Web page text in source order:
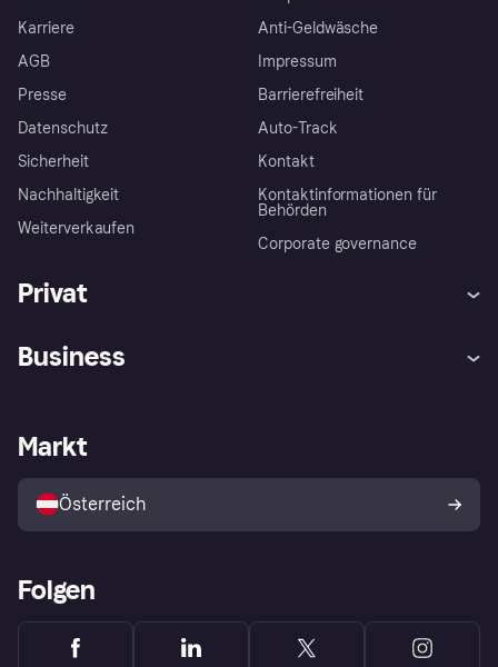
Karriere
AGB
Presse
Datenschutz
Sicherheit
Nachhaltigkeit
Weiterverkaufen
Anti-Geldwäsche
Impressum
Barrierefreiheit
Auto-Track
Kontakt
Kontaktinformationen für
Behörden
Corporate governance
Privat
Shops entdecken
Business
Händlerportal
Markt
Österreich
Folgen